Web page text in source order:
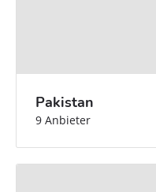
Pakistan
9 Anbieter